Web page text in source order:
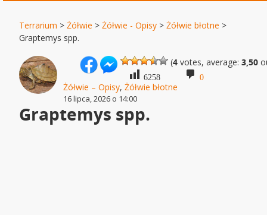
Terrarium >Żółwie >Żółwie - Opisy >Żółwie błotne >
Graptemys spp.
(4 votes, average:3,50
6258 0
Żółwie – Opisy,Żółwie błotne
16 lipca, 2026 o 14:00
Graptemys spp.